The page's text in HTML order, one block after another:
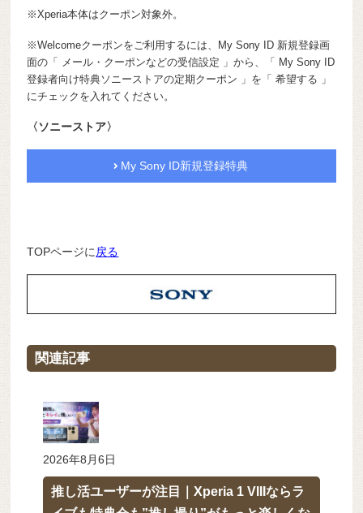
※Xperia本体はクーポン対象外。
※Welcomeクーポンをご利用するには、My Sony ID 新規登録画
面の「 メール・クーポンなどの受信設定 」から、「 My Sony ID
登録者向け特典ソニーストアの定期クーポン 」を「 希望する 」
にチェックを入れてください。
〈ソニーストア〉
My Sony ID新規登録特典
TOPページに 戻る
関連記事
2026年8月6日
推し活ユーザーが注目｜Xperia 1 VIIIならラ